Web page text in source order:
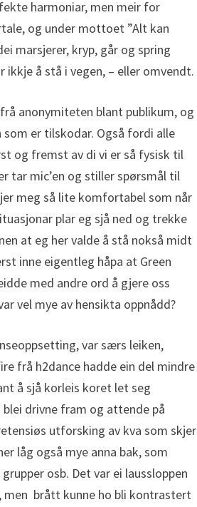
harmoniar, men meir for
og under mottoet ”Alt kan
marsjerer, kryp, går og spring
å stå i vegen, – eller omvendt.
anonymiteten blant publikum, og
er tilskodar. Også fordi alle
og fremst av di vi er så fysisk til
tar mic’en og stiller spørsmål til
meg så lite komfortabel som når
plar eg sjå ned og trekke
at eg her valde å stå nokså midt
inne eigentleg håpa at Green
med andre ord å gjere oss
vel mye av hensikta oppnådd?
var særs leiken,
frå h2dance hadde ein del mindre
å sjå korleis koret let seg
drivne fram og attende på
utforsking av kva som skjer
låg også mye anna bak, som
osb. Det var ei laussloppen
men brått kunne ho bli kontrastert